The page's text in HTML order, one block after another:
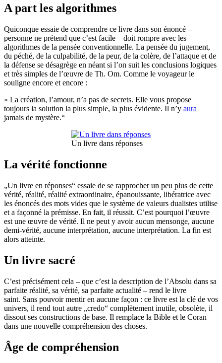
A part les algorithmes
Quiconque essaie de comprendre ce livre dans son énoncé –
personne ne prétend que c’est facile – doit rompre avec les
algorithmes de la pensée conventionnelle. La pensée du jugement,
du péché, de la culpabilité, de la peur, de la colère, de l’attaque et de
la défense se désagrège en néant si l’on suit les conclusions logiques
et très simples de l’œuvre de Th. Om. Comme le voyageur le
souligne encore et encore :
« La création, l’amour, n’a pas de secrets. Elle vous propose
toujours la solution la plus simple, la plus évidente. Il n’y aura
jamais de mystère.“
Un livre dans réponses
La vérité fonctionne
„Un livre en réponses“ essaie de se rapprocher un peu plus de cette
vérité, réalité, réalité extraordinaire, épanouissante, libératrice avec
les énoncés des mots vides que le système de valeurs dualistes utilise
et a façonné la prémisse. En fait, il réussit. C’est pourquoi l’œuvre
est une œuvre de vérité. Il ne peut y avoir aucun mensonge, aucune
demi-vérité, aucune interprétation, aucune interprétation. La fin est
alors atteinte.
Un livre sacré
C’est précisément cela – que c’est la description de l’Absolu dans sa
parfaite réalité, sa vérité, sa parfaite actualité – rend le livre
saint. Sans pouvoir mentir en aucune façon : ce livre est la clé de vos
univers, il rend tout autre „credo“ complètement inutile, obsolète, il
dissout ses constructions de base. Il remplace la Bible et le Coran
dans une nouvelle compréhension des choses.
Âge de compréhension